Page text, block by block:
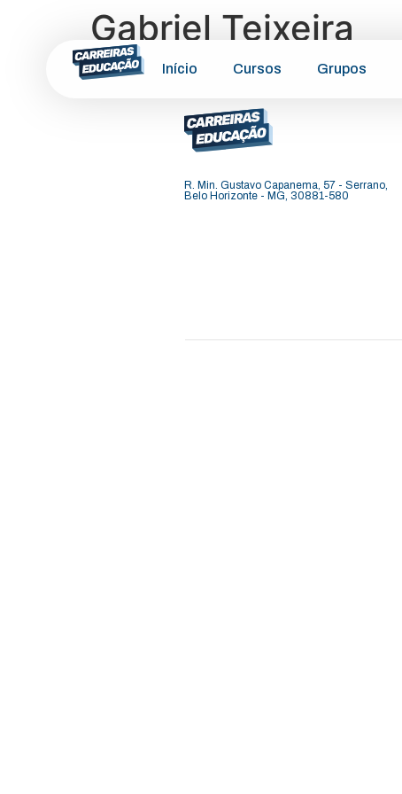
Início Cursos Grupos
Gabriel Teixeira
R. Min. Gustavo Capanema, 57 - Serrano,
Belo Horizonte - MG, 30881-580